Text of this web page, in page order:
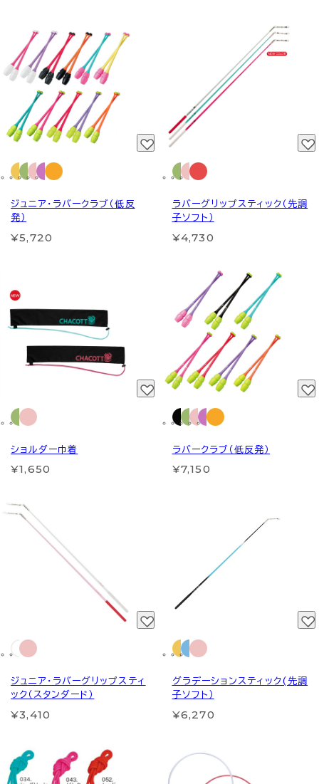
ジュニア・ラバークラブ（低反
発）
¥5,720
ラバーグリップスティック（先調
子ソフト）
¥4,730
ショルダー巾着
¥1,650
ラバークラブ（低反発）
¥7,150
ジュニア・ラバーグリップスティ
ック（スタンダード）
¥3,410
グラデーションスティック(先調
子ソフト）
¥6,270